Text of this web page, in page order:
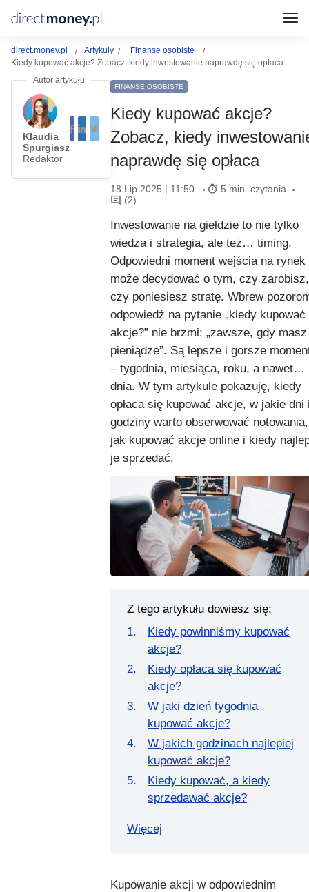
direct.money.pl Artykuły
Finanse osobiste
Kiedy kupować akcje? Zobacz, kiedy inwestowanie naprawdę się opłaca
Klaudia
Spurgiasz
Redaktor
FINANSE OSOBISTE
Kiedy kupować akcje?
Zobacz, kiedy
naprawdę się opłaca
18 Lip 2025 | 11:50
5 min. czytania
(2)
Inwestowanie na giełdzie to nie tylko
wiedza i strategia, ale też… timing.
Odpowiedni moment wejścia na rynek
może decydować o tym, czy zarobisz,
czy poniesiesz stratę. Wbrew
odpowiedź na pytanie „kiedy kupować
akcje?” nie brzmi: „zawsze, gdy masz
pieniądze”. Są lepsze i gorsze
– tygodnia, miesiąca, roku, a nawet…
dnia. W tym artykule pokazuję, kiedy
opłaca się kupować akcje, w jakie dni
godziny warto obserwować notowania,
jak kupować akcje online i kiedy
je sprzedać.
Z tego artykułu dowiesz się:
Kiedy powinniśmy kupować
akcje?
Kiedy opłaca się kupować
akcje?
W jaki dzień tygodnia
kupować akcje?
W jakich godzinach najlepiej
kupować akcje?
Kiedy kupować, a kiedy
sprzedawać akcje?
Więcej
Kupowanie akcji w odpowiednim